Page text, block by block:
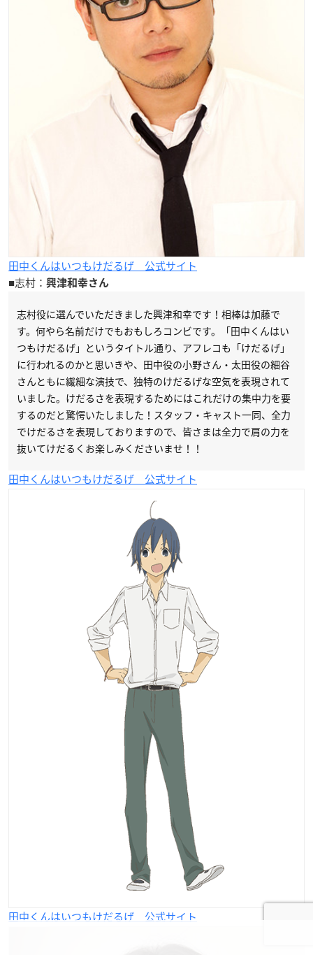
田中くんはいつもけだるげ 公式サイト
■志村： 興津和幸さん
志村役に選んでいただきました興津和幸です！相棒は加藤で
す。何やら名前だけでもおもしろコンビです。「田中くんはい
つもけだるげ」というタイトル通り、アフレコも「けだるげ」
に行われるのかと思いきや、田中役の小野さん・太田役の細谷
さんともに繊細な演技で、独特のけだるげな空気を表現されて
いました。けだるさを表現するためにはこれだけの集中力を要
するのだと驚愕いたしました！スタッフ・キャスト一同、全力
でけだるさを表現しておりますので、皆さまは全力で肩の力を
抜いてけだるくお楽しみくださいませ！！
田中くんはいつもけだるげ 公式サイト
田中くんはいつもけだるげ 公式サイト